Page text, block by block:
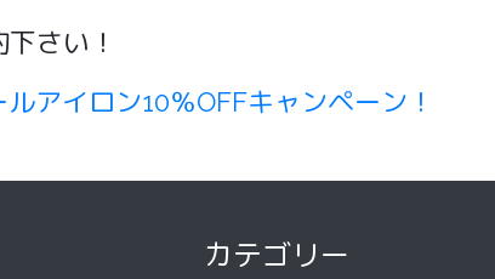
さい！
アイロン10％OFFキャンペーン！
カテゴリー